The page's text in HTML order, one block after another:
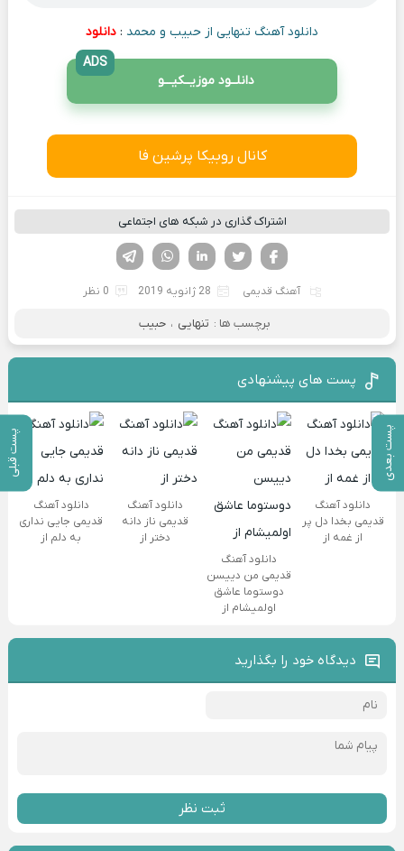
پست بعدی پست قبلی
دانلود آهنگ تنهایی از حبیب و محمد : دانلود
دانلــود موزیــکیـــو
ADS
کانال روبیکا پرشین فا
اشتراک گذاری در شبکه های اجتماعی
لینکدین تویتر
فیسوک
آهنگ قدیمی 28 ژانویه 2019 0 نظر
برچسب ها : تنهایی ، حبیب
پست های پیشنهادی
دانلود آهنگ
قدیمی بخدا دل پر
از غمه از
دانلود آهنگ
قدیمی من دییسن
دوستوما عاشق
اولمیشام از
دانلود آهنگ
قدیمی ناز دانه
دختر از
دانلود آهنگ
قدیمی جایی نداری
به دلم از
دیدگاه خود را بگذارید
ثبت نظر